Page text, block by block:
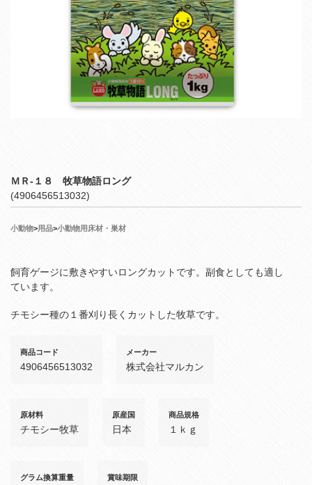
ＭＲ‐１８ 牧草物語ロング
(4906456513032)
小動物>用品>小動物用床材・巣材
飼育ゲージに敷きやすいロングカットです。副食としても適し
ています。
チモシー種の１番刈り長くカットした牧草です。
商品コード
4906456513032
メーカー
株式会社マルカン
原材料
チモシー牧草
原産国
日本
商品規格
１ｋｇ
グラム換算重量 賞味期限